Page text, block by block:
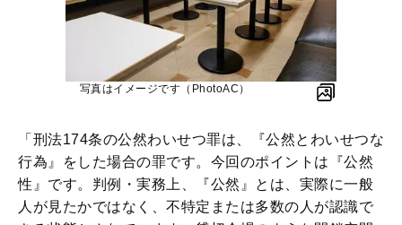
写真はイメージです（PhotoAC）
「刑法174条の公然わいせつ罪は、『公然とわいせつな
行為』をした場合の罪です。今回のポイントは『公然
性』です。判例・実務上、『公然』とは、実際に一般
人が見たかではなく、不特定または多数の人が認識で